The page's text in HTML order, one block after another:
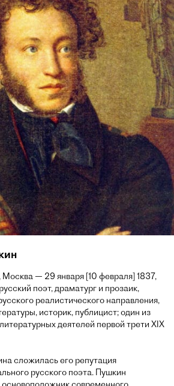
— 29 января [10 февраля] 1837,
поэт, драматург и прозаик,
реалистического направления,
историк, публицист; один из
деятелей первой трети XIX
сложилась его репутация
русского поэта. Пушкин